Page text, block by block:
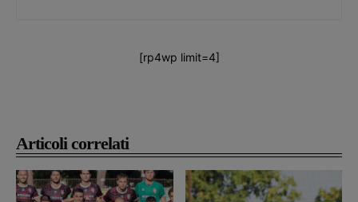
Articoli correlati
[rp4wp limit=4]